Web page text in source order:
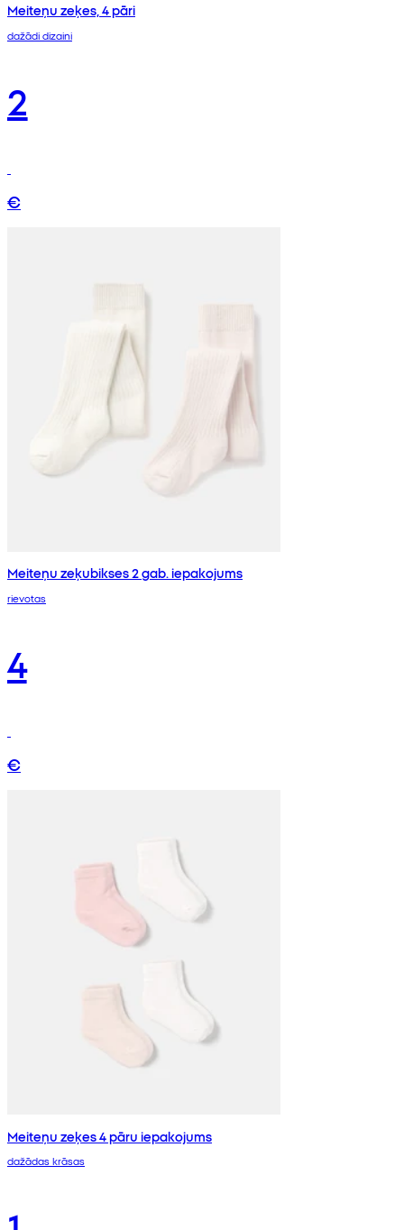
Meiteņu zeķes, 4 pāri
dažādi dizaini
2
€
Meiteņu zeķubikses 2 gab. iepakojums
rievotas
4
€
Meiteņu zeķes 4 pāru iepakojums
dažādas krāsas